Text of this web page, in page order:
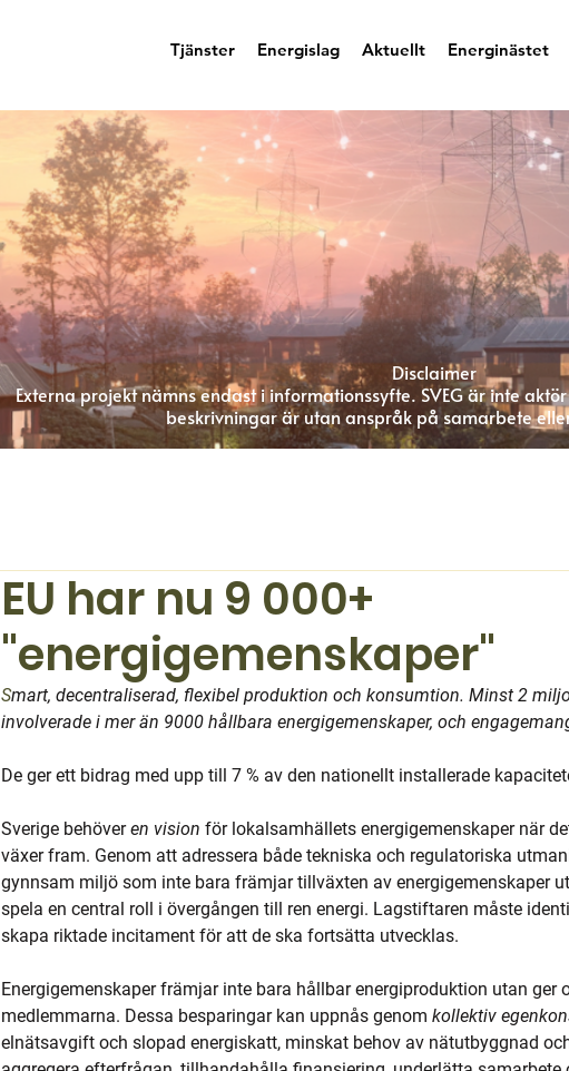
Tjänster Energislag Aktuellt Energinästet
Disclaimer
Externa projekt nämns endast i informationssyfte. SVEG är inte
beskrivningar är utan anspråk på samarbete
EU har nu 9 000+
"energigemenskaper"
Smart, decentraliserad, flexibel produktion och konsumtion. Minst 2
involverade i mer än 9000 hållbara energigemenskaper, och
De ger ett bidrag med upp till 7 % av den nationellt installerade
Sverige behöver en vision för lokalsamhällets energigemenskaper när
växer fram. Genom att adressera både tekniska och regulatoriska
gynnsam miljö som inte bara främjar tillväxten av energigemenskaper
spela en central roll i övergången till ren energi. Lagstiftaren måste
skapa riktade incitament för att de ska fortsätta utvecklas.
Energigemenskaper främjar inte bara hållbar energiproduktion utan ger
medlemmarna. Dessa besparingar kan uppnås genom kollektiv
elnätsavgift och slopad energiskatt, minskat behov av nätutbyggnad